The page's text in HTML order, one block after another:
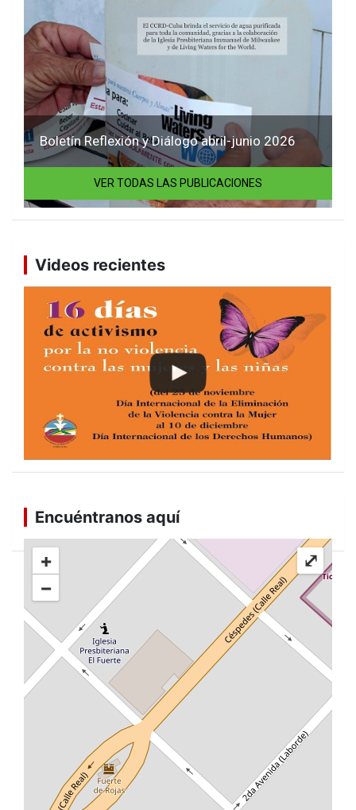
Boletín Reflexión y Diálogo abril-junio 2026
VER TODAS LAS PUBLICACIONES
Videos recientes
Encuéntranos aquí
+
−
⤢